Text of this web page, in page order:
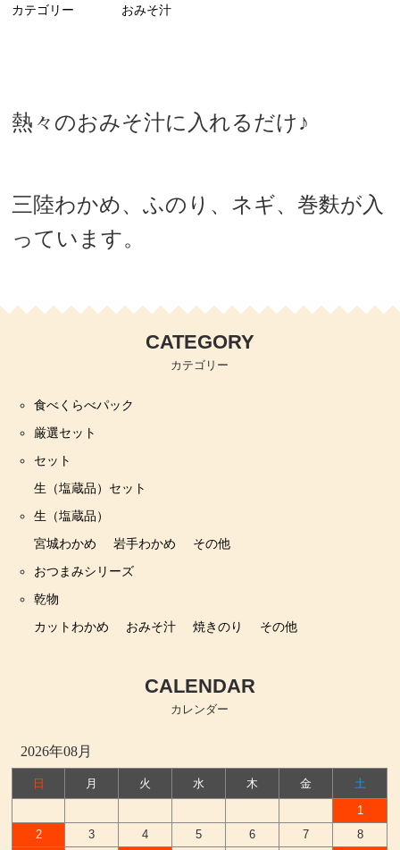
カテゴリー おみそ汁
熱々のおみそ汁に入れるだけ♪
三陸わかめ、ふのり、ネギ、巻麩が入
っています。
CATEGORY
カテゴリー
食べくらべパック
厳選セット
セット
生（塩蔵品）セット
生（塩蔵品）
宮城わかめ
岩手わかめ
その他
おつまみシリーズ
乾物
カットわかめ
おみそ汁 焼きのり その他
CALENDAR
カレンダー
2026年08月
日 月 火 水 木 金
土
1
2
3 4 5 6 7
8